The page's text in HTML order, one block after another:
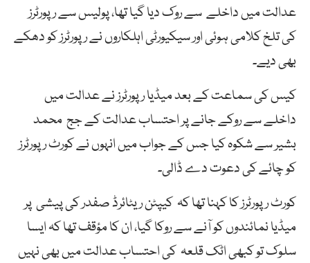
عدالت میں داخلے سے روک دیا گیا تھا، پولیس سے رپورٹرز
کی تلخ کلامی ہوئی اور سیکیورٹی اہلکاروں نے رپورٹرز کو دھکے
بھی دیے۔
کیس کی سماعت کے بعد میڈیا رپورٹرز نے عدالت میں
داخلے سے روکے جانے پر احتساب عدالت کے جج محمد
بشیر سے شکوہ کیا جس کے جواب میں انہوں نے کورٹ رپورٹرز
کو چائے کی دعوت دے ڈالی۔
کورٹ رپورٹرز کا کہنا تھا کہ کیپٹن ریٹائرڈ صفدر کی پیشی پر
میڈیا نمائندوں کو آنے سے روکا گیا، ان کا مؤقف تھا کہ ایسا
سلوک تو کبھی اٹک قلعہ کی احتساب عدالت میں بھی نہیں